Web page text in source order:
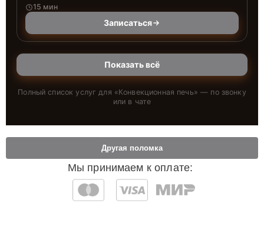
15 мин
Записаться
Показать всё
Полный список услуг для «Конвекционная печь» — по звонку
или в чате
Мы принимаем к оплате:
Другая поломка